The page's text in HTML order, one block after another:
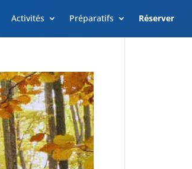
Activités Préparatifs Réserver